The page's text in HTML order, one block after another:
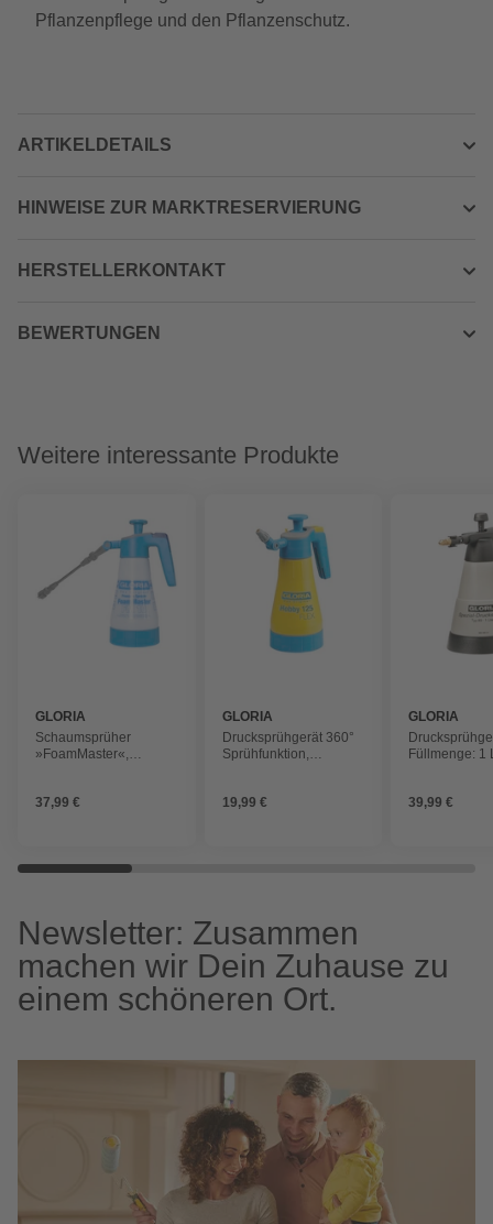
Pflanzenpflege und den Pflanzenschutz.
ARTIKELDETAILS
HINWEISE ZUR MARKTRESERVIERUNG
HERSTELLERKONTAKT
BEWERTUNGEN
Weitere interessante Produkte
GLORIA
Schaumsprüher
»FoamMaster«,
zum gleichmäßigen
37,99 €
GLORIA
Drucksprühgerät 360°
Sprühfunktion,
bar
19,99 €
GLORIA
Füllmenge: 1
39,99 €
Newsletter: Zusammen
machen wir Dein Zuhause zu
einem schöneren Ort.